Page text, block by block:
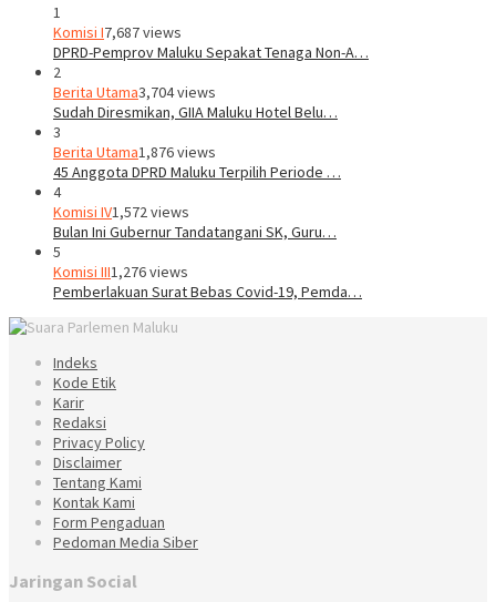
1
Komisi I7,687 views
DPRD-Pemprov Maluku Sepakat Tenaga Non-A…
2
Berita Utama3,704 views
Sudah Diresmikan, GIIA Maluku Hotel Belu…
3
Berita Utama1,876 views
45 Anggota DPRD Maluku Terpilih Periode …
4
Komisi IV1,572 views
Bulan Ini Gubernur Tandatangani SK, Guru…
5
Komisi III1,276 views
Pemberlakuan Surat Bebas Covid-19, Pemda…
Indeks
Kode Etik
Karir
Redaksi
Privacy Policy
Disclaimer
Tentang Kami
Kontak Kami
Form Pengaduan
Pedoman Media Siber
Jaringan Social